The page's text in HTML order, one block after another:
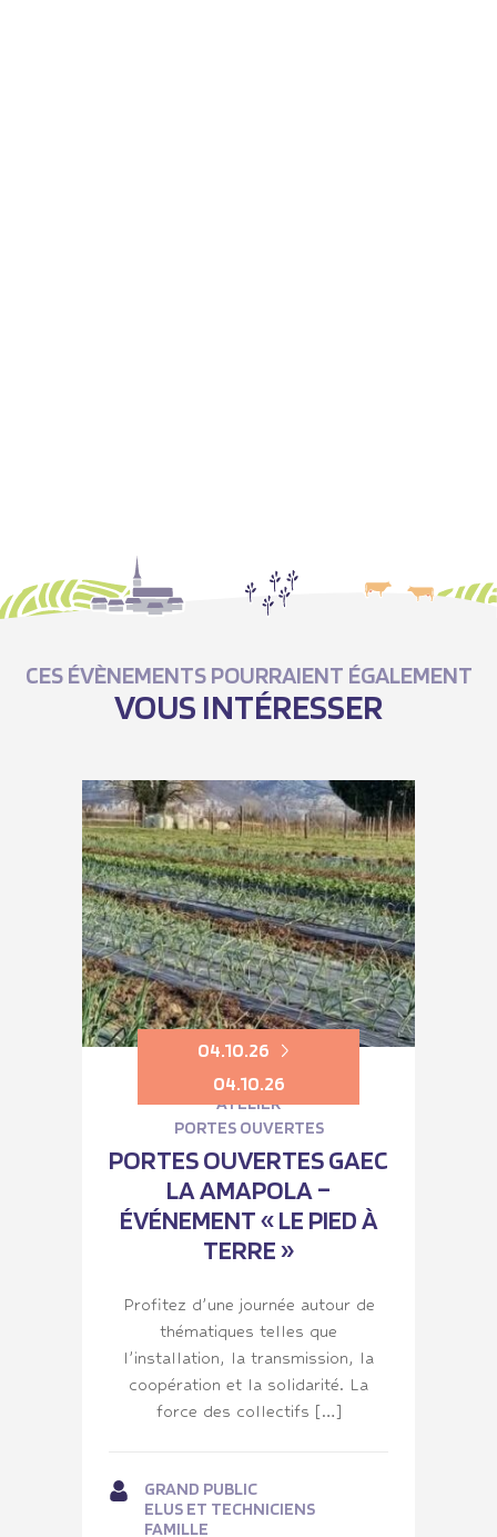
CES ÉVÈNEMENTS POURRAIENT ÉGALEMENT
VOUS INTÉRESSER
04.10.26
04.10.26
ATELIER
PORTES OUVERTES
PORTES OUVERTES GAEC
LA AMAPOLA –
ÉVÉNEMENT « LE PIED À
TERRE »
Profitez d’une journée autour de
thématiques telles que
l’installation, la transmission, la
coopération et la solidarité. La
force des collectifs […]
GRAND PUBLIC
ELUS ET TECHNICIENS
FAMILLE